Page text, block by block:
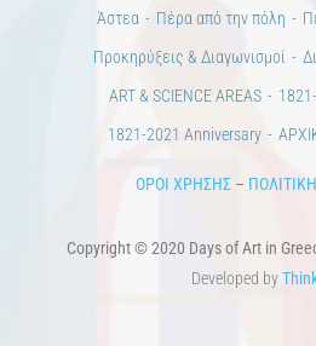
Άστεα
Πέρα από την πόλη
Προκηρύξεις & Διαγωνισμοί
ART & SCIENCE AREAS
1821-2021 Anniversary
ΟΡΟΙ ΧΡΗΣΗΣ–
Copyright © 2020 Days of Art in
Developed by